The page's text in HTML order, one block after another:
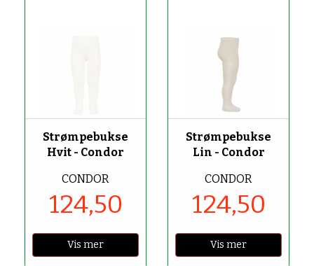
Strømpebukse
Hvit - Condor
CONDOR
124,50
Vis mer
-50%
Strømpebukse
Lin - Condor
CONDOR
124,50
Vis mer